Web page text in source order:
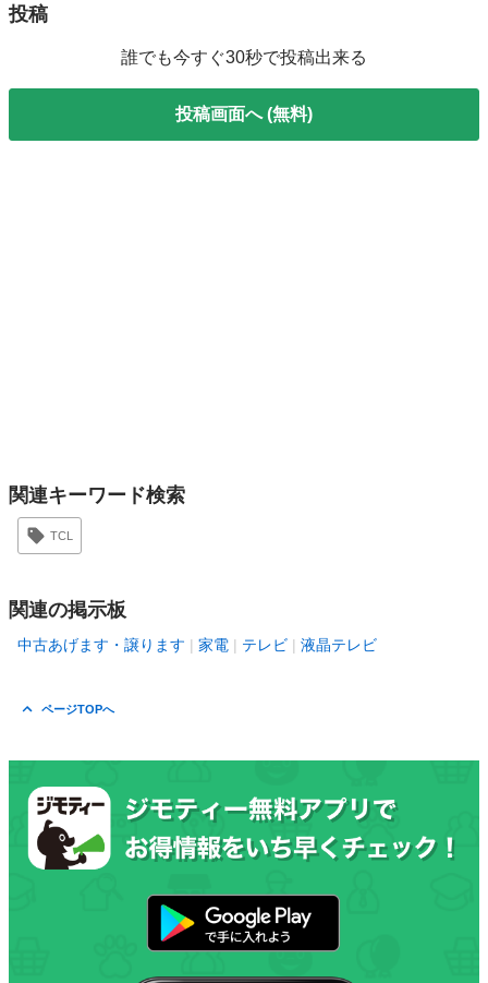
投稿
誰でも今すぐ30秒で投稿出来る
投稿画面へ (無料)
関連キーワード検索
TCL
関連の掲示板
中古あげます・譲ります 家電 テレビ 液晶テレビ
ページTOPへ